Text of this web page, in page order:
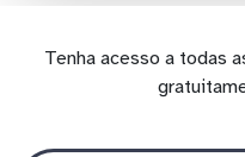
Tenha acesso a todas